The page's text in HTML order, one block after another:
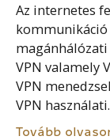
Az internetes
magánhálózati
VPN valamely
VPN
VPN
Tovább